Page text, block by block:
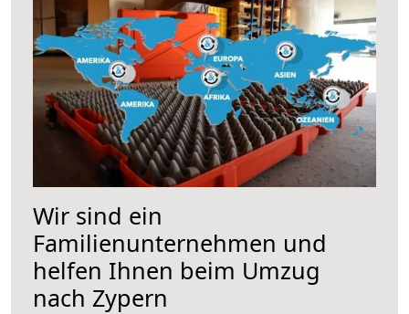
Wir sind ein
Familienunternehmen und
helfen Ihnen beim Umzug
nach Zypern